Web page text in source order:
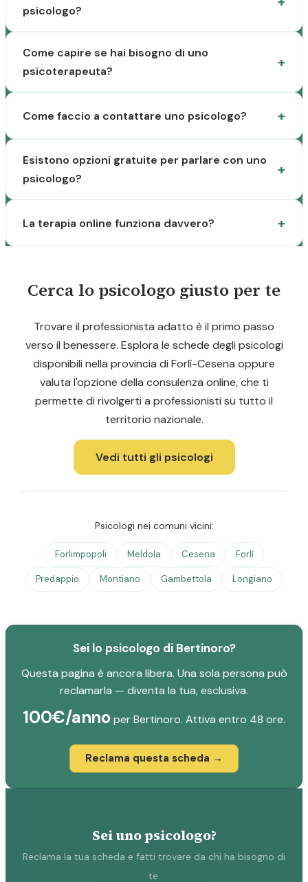
psicologo?
Come capire se hai bisogno di uno
psicoterapeuta?
Come faccio a contattare uno psicologo?
Esistono opzioni gratuite per parlare con uno
psicologo?
La terapia online funziona davvero?
Cerca lo psicologo giusto per te
Trovare il professionista adatto è il primo passo
verso il benessere. Esplora le schede degli psicologi
disponibili nella provincia di Forlì-Cesena oppure
valuta l'opzione della consulenza online, che ti
permette di rivolgerti a professionisti su tutto il
territorio nazionale.
Vedi tutti gli psicologi
Psicologi nei comuni vicini:
Forlimpopoli Meldola Cesena Forlì
Predappio Montiano Gambettola Longiano
Sei lo psicologo di Bertinoro?
Questa pagina è ancora libera. Una sola persona può
reclamarla — diventa la tua, esclusiva.
100€/annoper Bertinoro. Attiva entro 48 ore.
Reclama questa scheda →
Sei uno psicologo?
Reclama la tua scheda e fatti trovare da chi ha bisogno di
te.